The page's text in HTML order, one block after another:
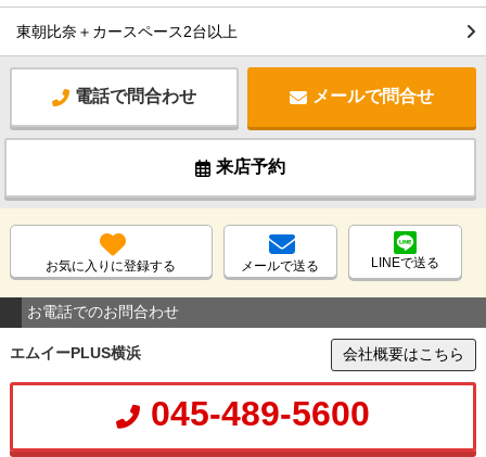
東朝比奈＋カースペース2台以上
電話で問合わせ メールで問合せ
来店予約
お気に入りに登録する メールで送る LINEで送る
お電話でのお問合わせ
エムイーPLUS横浜 会社概要はこちら
045-489-5600